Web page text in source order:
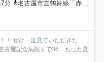
分
名古屋市営鶴舞線「赤池」駅 徒歩14分
！ ぜひ一度見ていただきた
古屋記念病院まで36... もっと見